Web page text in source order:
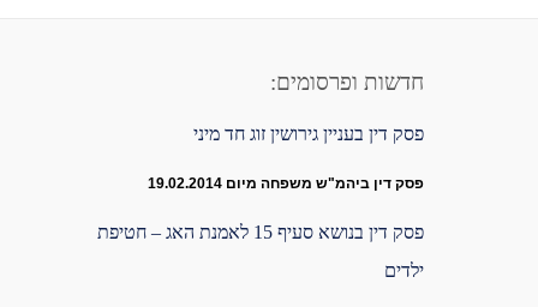
חדשות ופרסומים:
פסק דין בעניין גירושין זוג חד מיני
פסק דין ביהמ"ש משפחה מיום 19.02.2014
פסק דין בנושא סעיף 15 לאמנת האג – חטיפת
ילדים